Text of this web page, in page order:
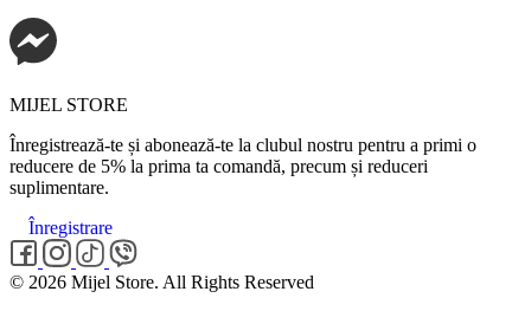
MIJEL STORE
Înregistrează-te și abonează-te la clubul nostru pentru a primi o
reducere de 5% la prima ta comandă, precum și reduceri
suplimentare.
Înregistrare
© 2026 Mijel Store. All Rights Reserved